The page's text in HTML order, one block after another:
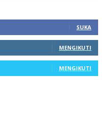
SUKA
MENGIKUTI
MENGIKUTI